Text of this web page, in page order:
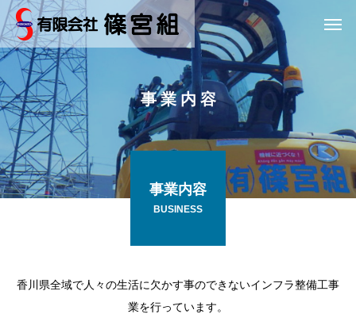
事 業 内 容
事業内容
BUSINESS
香川県全域で人々の生活に欠かす事のできないインフラ整備工事
業を行っています。